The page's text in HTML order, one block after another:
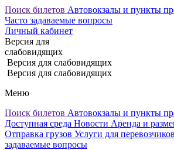
Поиск билетов Автовокзалы и пункты
Часто задаваемые вопросы
Личный кабинет
Версия для
слабовидящих
Версия для слабовидящих
Версия для слабовидящих
Меню
Поиск билетов Автовокзалы и пункты
Доступная среда Новости Аренда и
Отправка грузов Услуги для перевозчиков
задаваемые вопросы